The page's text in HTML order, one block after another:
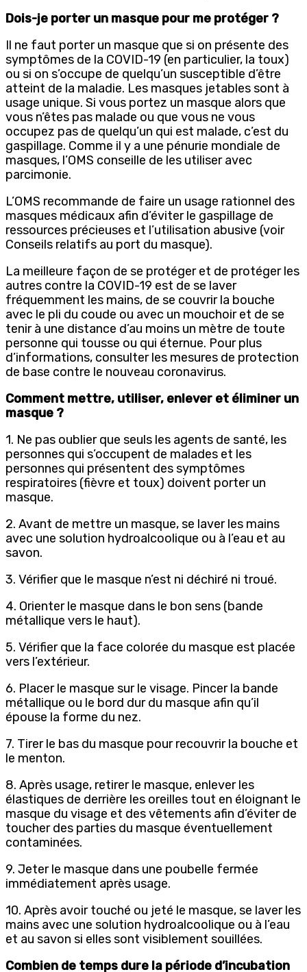
Dois-je porter un masque pour me protéger ?
Il ne faut porter un masque que si on présente des
symptômes de la COVID-19 (en particulier, la toux)
ou si on s’occupe de quelqu’un susceptible d’être
atteint de la maladie. Les masques jetables sont à
usage unique. Si vous portez un masque alors que
vous n’êtes pas malade ou que vous ne vous
occupez pas de quelqu’un qui est malade, c’est du
gaspillage. Comme il y a une pénurie mondiale de
masques, l’OMS conseille de les utiliser avec
parcimonie.
L’OMS recommande de faire un usage rationnel des
masques médicaux afin d’éviter le gaspillage de
ressources précieuses et l’utilisation abusive (voir
Conseils relatifs au port du masque).
La meilleure façon de se protéger et de protéger les
autres contre la COVID-19 est de se laver
fréquemment les mains, de se couvrir la bouche
avec le pli du coude ou avec un mouchoir et de se
tenir à une distance d’au moins un mètre de toute
personne qui tousse ou qui éternue. Pour plus
d’informations, consulter les mesures de protection
de base contre le nouveau coronavirus.
Comment mettre, utiliser, enlever et éliminer un
masque ?
1. Ne pas oublier que seuls les agents de santé, les
personnes qui s’occupent de malades et les
personnes qui présentent des symptômes
respiratoires (fièvre et toux) doivent porter un
masque.
2. Avant de mettre un masque, se laver les mains
avec une solution hydroalcoolique ou à l’eau et au
savon.
3. Vérifier que le masque n’est ni déchiré ni troué.
4. Orienter le masque dans le bon sens (bande
métallique vers le haut).
5. Vérifier que la face colorée du masque est placée
vers l’extérieur.
6. Placer le masque sur le visage. Pincer la bande
métallique ou le bord dur du masque afin qu’il
épouse la forme du nez.
7. Tirer le bas du masque pour recouvrir la bouche et
le menton.
8. Après usage, retirer le masque, enlever les
élastiques de derrière les oreilles tout en éloignant le
masque du visage et des vêtements afin d’éviter de
toucher des parties du masque éventuellement
contaminées.
9. Jeter le masque dans une poubelle fermée
immédiatement après usage.
10. Après avoir touché ou jeté le masque, se laver les
mains avec une solution hydroalcoolique ou à l’eau
et au savon si elles sont visiblement souillées.
Combien de temps dure la période d’incubation